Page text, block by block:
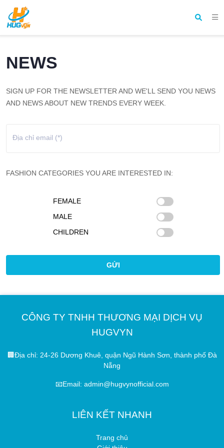
NEWS
SIGN UP FOR THE NEWSLETTER AND WE'LL SEND YOU NEWS
AND NEWS ABOUT NEW TRENDS EVERY WEEK.
Địa chỉ email (*)
FASHION CATEGORIES YOU ARE INTERESTED IN:
FEMALE
MALE
CHILDREN
CÔNG TY TNHH THƯƠNG MẠI DỊCH VỤ
HUGVYN
🏢Địa chỉ: 24-26 Dương Khuê, quận Ngũ Hành Sơn, thành phố Đà
Nẵng
📧Email: admin@hugvynofficial.com
LIÊN KẾT NHANH
Trang chủ